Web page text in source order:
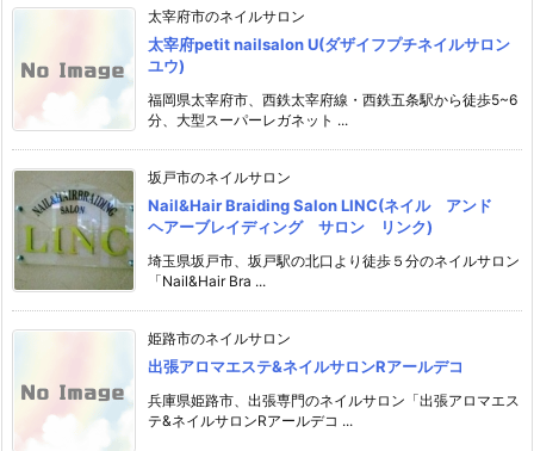
太宰府市のネイルサロン
太宰府petit nailsalon U(ダザイフプチネイルサロン
ユウ)
福岡県太宰府市、西鉄太宰府線・西鉄五条駅から徒歩5~6
分、大型スーパーレガネット ...
坂戸市のネイルサロン
Nail&Hair Braiding Salon LINC(ネイル アンド
ヘアーブレイディング サロン リンク)
埼玉県坂戸市、坂戸駅の北口より徒歩５分のネイルサロン
「Nail&Hair Bra ...
姫路市のネイルサロン
出張アロマエステ&ネイルサロンRアールデコ
兵庫県姫路市、出張専門のネイルサロン「出張アロマエス
テ&ネイルサロンRアールデコ ...